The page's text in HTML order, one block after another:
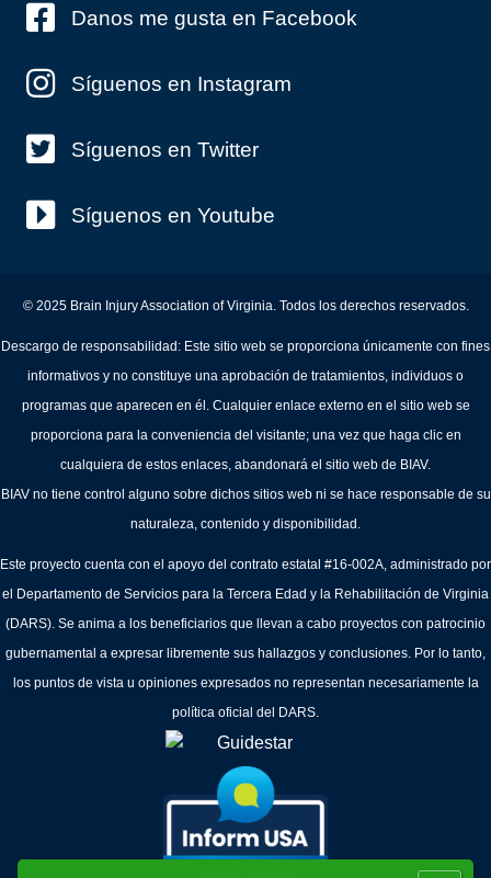
Danos me gusta en Facebook
Síguenos en Instagram
Síguenos en Twitter
Síguenos en Youtube
© 2025 Brain Injury Association of Virginia. Todos los derechos reservados.
Descargo de responsabilidad: Este sitio web se proporciona únicamente con fines
informativos y no constituye una aprobación de tratamientos, individuos o
programas que aparecen en él. Cualquier enlace externo en el sitio web se
proporciona para la conveniencia del visitante; una vez que haga clic en
cualquiera de estos enlaces, abandonará el sitio web de BIAV.
BIAV no tiene control alguno sobre dichos sitios web ni se hace responsable de su
naturaleza, contenido y disponibilidad.
Este proyecto cuenta con el apoyo del contrato estatal #16-002A, administrado por
el Departamento de Servicios para la Tercera Edad y la Rehabilitación de Virginia
(DARS). Se anima a los beneficiarios que llevan a cabo proyectos con patrocinio
gubernamental a expresar libremente sus hallazgos y conclusiones. Por lo tanto,
los puntos de vista u opiniones expresados no representan necesariamente la
política oficial del DARS.